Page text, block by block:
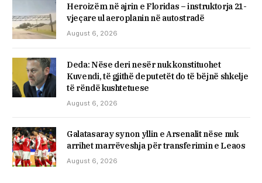
Heroizëm në ajrin e Floridas – instruktorja 21-
vjeçare ul aeroplanin në autostradë
August 6, 2026
Deda: Nëse deri nesër nuk konstituohet
Kuvendi, të gjithë deputetët do të bëjnë shkelje
të rëndë kushtetuese
August 6, 2026
Galatasaray synon yllin e Arsenalit nëse nuk
arrihet marrëveshja për transferimin e Leaos
August 6, 2026